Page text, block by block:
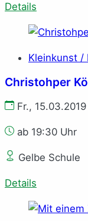
Details
Kleinkunst /
Christohper
Fr., 15.03.2019
ab 19:30 Uhr
Gelbe Schule
Details